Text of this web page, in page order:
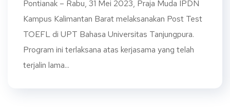
Pontianak – Rabu, 31 Mei 2023, Praja Muda IPDN
Kampus Kalimantan Barat melaksanakan Post Test
TOEFL di UPT Bahasa Universitas Tanjungpura.
Program ini terlaksana atas kerjasama yang telah
terjalin lama...